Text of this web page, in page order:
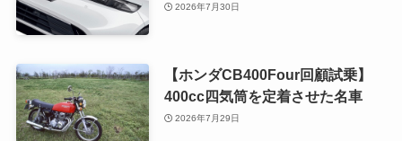
2026年7月30日
【ホンダCB400Four回顧試乗】
400cc四気筒を定着させた名車
2026年7月29日